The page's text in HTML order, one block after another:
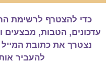
כדי להצטרף לרשימת
עדכונים, הטבות, מבצעים
נצטרך את כתובת
להעביר